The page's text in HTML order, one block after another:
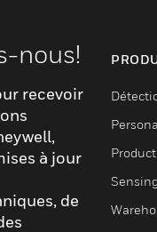
nous!
recevoir
à jour
de